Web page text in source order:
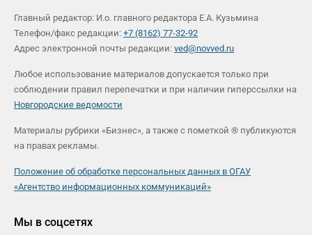
Главный редактор: И.о. главного редактора Е.А. Кузьмина
Телефон/факс редакции: +7 (8162) 77-32-92
Адрес электронной почты редакции: ved@novved.ru
Любое использование материалов допускается только при
соблюдении правил перепечатки и при наличии гиперссылки на
Новгородские ведомости
Материалы рубрики «Бизнес», а также с пометкой ® публикуются
на правах рекламы.
Положение об обработке персональных данных в ОГАУ
«Агентство информационных коммуникаций»
Мы в соцсетях